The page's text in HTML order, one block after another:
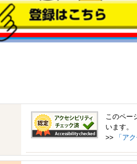
このペー
います。
>>
「ア